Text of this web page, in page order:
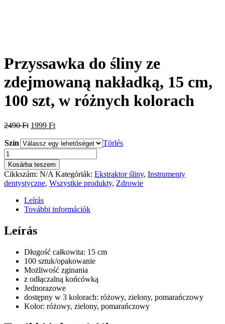
Przyssawka do śliny ze
zdejmowaną nakładką, 15 cm,
100 szt, w różnych kolorach
2490Ft Original
was:
2490 Ft.
1999 FtCurrent
is:
1999 Ft.
Szín
Törlés
Przyssawka
do
śliny
ze
zdejmowaną
nakładką,
100
szt,
różnych
kolorach
mennyiség
Kosárba teszem
Cikkszám: N/A Kategóriák: Ekstraktor śliny, Instrumenty
dentystyczne, Wszystkie produkty, Zdrowie
Leírás
További információk
Leírás
Długość całkowita: 15 cm
100 sztuk/opakowanie
Możliwość zginania
z odłączalną końcówką
Jednorazowe
dostępny w 3 kolorach: różowy, zielony, pomarańczowy
Kolor: różowy, zielony, pomarańczowy